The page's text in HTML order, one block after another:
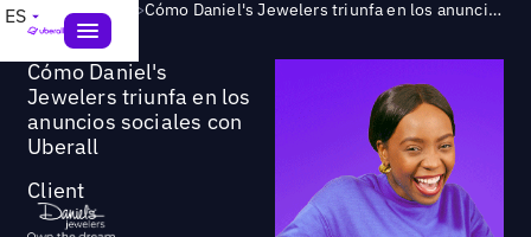
ES Success Story > Cómo Daniel's Jewelers triunfa en los anuncios sociales con Uberall
Cómo Daniel's
Jewelers triunfa en los
anuncios sociales con
Uberall
Client